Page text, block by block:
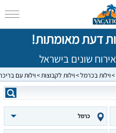
וילות בכרמל וילות לקבוצות וילות עם
כרמל